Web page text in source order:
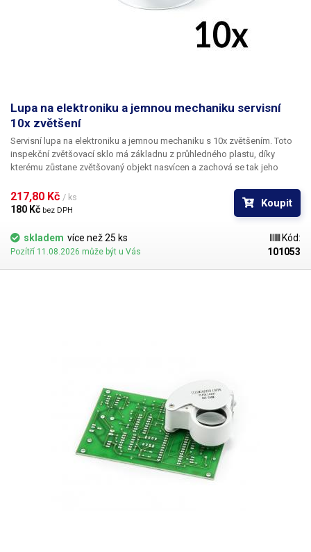
Lupa na elektroniku a jemnou mechaniku servisní
10x zvětšení
Servisní lupa na elektroniku a jemnou mechaniku s 10x zvětšením. Toto
inspekční zvětšovací sklo má základnu z průhledného plastu, díky
kterému zůstane zvětšovaný objekt nasvícen a zachová se tak jeho
při výrobě desek s plošnými spoji, ke kontrole navrtaných děr i optické
revizi vodivosti PCB, ke čtení názvu integrovaných obvodů, paměťových
modulů a BGA čipů, servisu drobné mechaniky - hodinářství, k opravě
šperků, k ohledání skrytých mechanických vad, ke kontrole bankovek a
cenin, defektoskopie, ke kontrole zanechaných stop na površích a
nesčetně dalších úkonů.
217,80 Kč / ks
180 Kč bez DPH
Koupit
skladem více než 25 ks
Pozítří 11.08.2026 může být u Vás
Kód:
101053